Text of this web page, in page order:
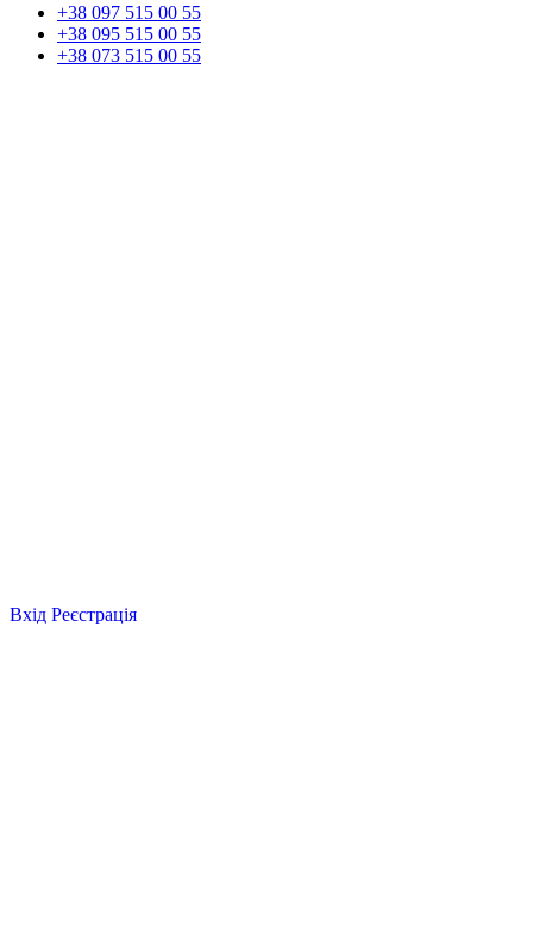
+38 097 515 00 55
+38 095 515 00 55
+38 073 515 00 55
Вхід Реєстрація